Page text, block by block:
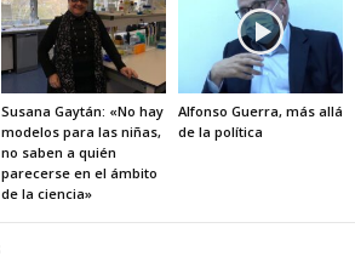
Susana Gaytán: «No hay
modelos para las niñas,
no saben a quién
parecerse en el ámbito
de la ciencia»
Alfonso Guerra, más allá
de la política